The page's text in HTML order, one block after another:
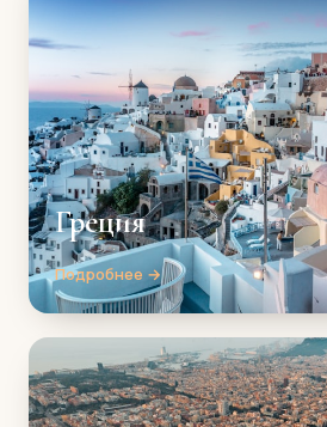
Греция
Подробнее →